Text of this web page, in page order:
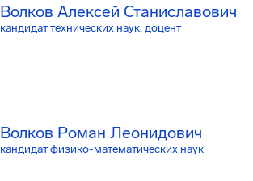
Волков Алексей Станиславович
кандидат технических наук, доцент
Волков Роман Леонидович
кандидат физико-математических наук